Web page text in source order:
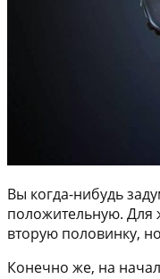
Вы когда-нибудь
положительную. Для
вторую половинку,
Конечно же, на